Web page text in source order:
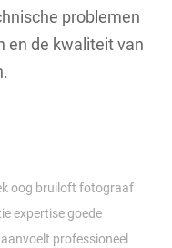
problemen
en de kwaliteit van
oog bruiloft fotograaf
expertisegoede
professioneel